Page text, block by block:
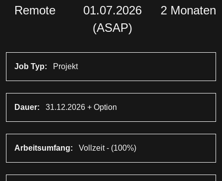
Remote
01.07.2026
(ASAP)
2 Monaten
Job Typ: Projekt
Dauer: 31.12.2026 + Option
Arbeitsumfang: Vollzeit - (100%)